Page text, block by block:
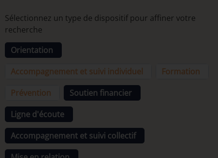
Sélectionnez un type de dispositif pour affiner votre
recherche
Orientation
Accompagnement et suivi individuel
Formation
Prévention
Soutien financier
Ligne d'écoute
Accompagnement et suivi collectif